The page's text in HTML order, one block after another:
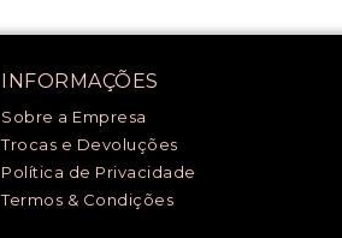
INFORMAÇÕES
Sobre a Empresa
Trocas e Devoluções
Política de Privacidade
Termos & Condições